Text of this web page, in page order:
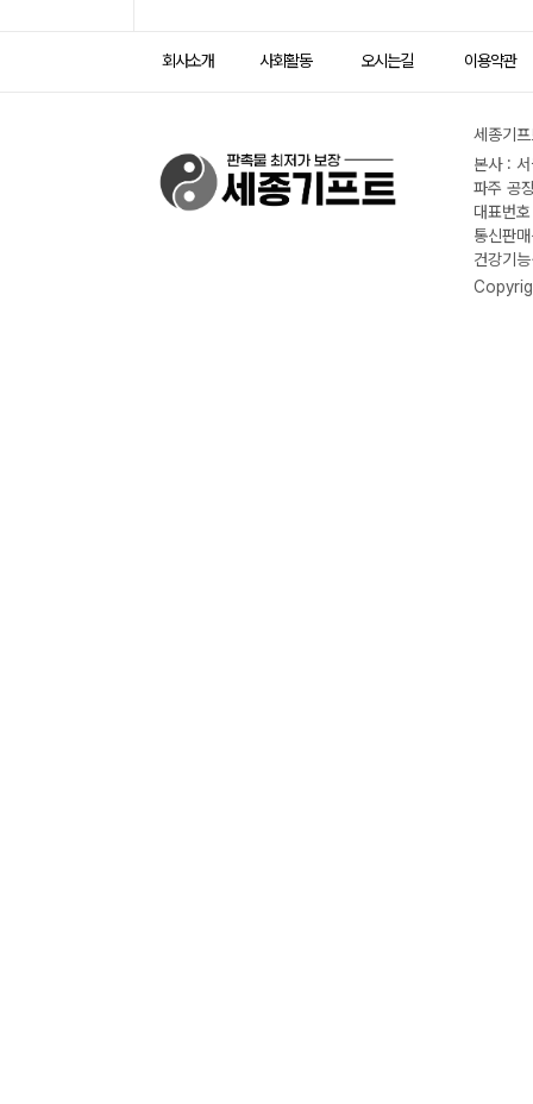
회사소개 사회활동 오시는길 이용약관
세종기
본사 :
파주 공
대표번
통신판
건강기